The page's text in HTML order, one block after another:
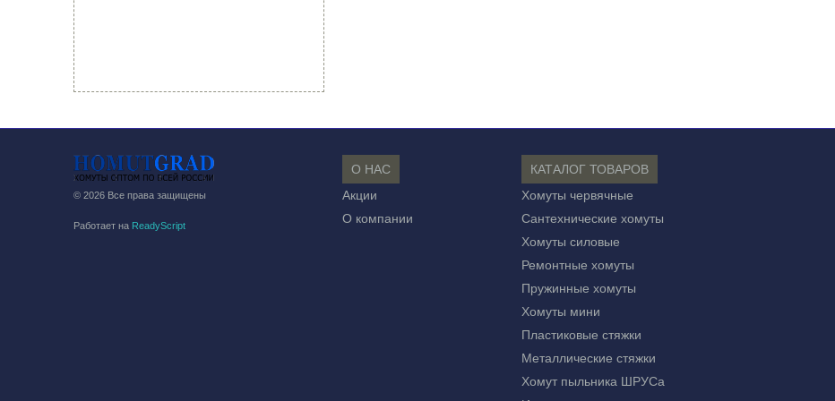
© 2026 Все права защищены
Работает на ReadyScript
О НАС
Акции
О компании
КАТАЛОГ ТОВАРОВ
Хомуты червячные
Сантехнические хомуты
Хомуты силовые
Ремонтные хомуты
Пружинные хомуты
Хомуты мини
Пластиковые стяжки
Металлические стяжки
Хомут пыльника ШРУСа